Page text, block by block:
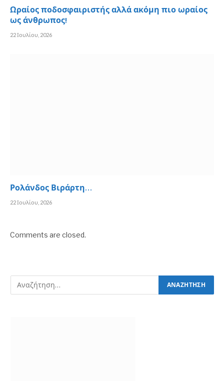
Ωραίος ποδοσφαιριστής αλλά ακόμη πιο ωραίος
ως άνθρωπος!
22 Ιουλίου, 2026
Ρολάνδος Βιράρτη…
22 Ιουλίου, 2026
Comments are closed.